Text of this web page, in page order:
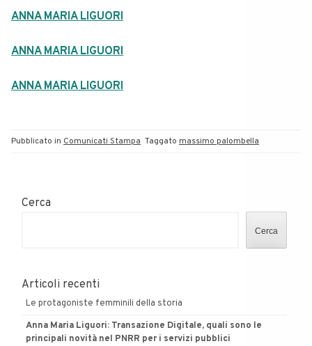
ANNA MARIA LIGUORI
ANNA MARIA LIGUORI
ANNA MARIA LIGUORI
Pubblicato in Comunicati Stampa Taggato massimo palombella
Cerca
Cerca
Articoli recenti
Le protagoniste femminili della storia
Anna Maria Liguori: Transazione Digitale, quali sono le
principali novità nel PNRR per i servizi pubblici